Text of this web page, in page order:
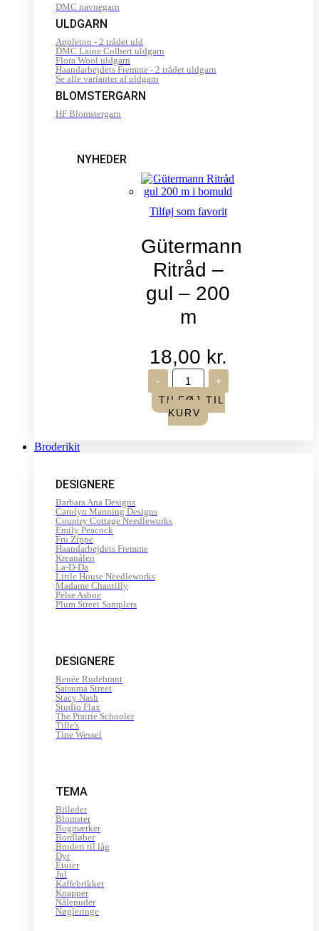
DMC navnegarn
ULDGARN
Appleton - 2 trådet uld
DMC Laine Colbert uldgarn
Flora Wool uldgarn
Haandarbejdets Fremme - 2 trådet uldgarn
Se alle varianter af uldgarn
BLOMSTERGARN
HF Blomstergarn
NYHEDER
Tilføj som favorit
Gütermann
Ritråd –
gul – 200
m
18,00 kr.
-
Gütermann
Ritråd
-
gul
-
+
TILFØJ TIL
KURV
Broderikit
DESIGNERE
Barbara Ana Designs
Carolyn Manning Designs
Country Cottage Needleworks
Emily Peacock
Fru Zippe
Haandarbejdets Fremme
Kreanålen
La-D-Da
Little House Needleworks
Madame Chantilly
Pelse Asboe
Plum Street Samplers
DESIGNERE
Renée Rudebrant
Satsuma Street
Stacy Nash
Studio Flax
The Prairie Schooler
Tille's
Tine Wessel
TEMA
Billeder
Blomster
Bogmærker
Bordløber
Broderi til låg
Dyr
Etuier
Jul
Kaffebrikker
Knapper
Nålepuder
Nøgleringe